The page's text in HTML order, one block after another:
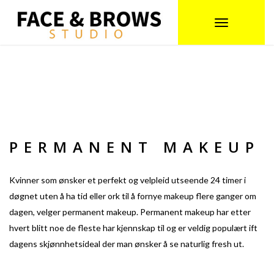
Toggle
PERMANENT MAKEUP
Kvinner som ønsker et perfekt og velpleid utseende 24 timer i
døgnet uten å ha tid eller ork til å fornye makeup flere ganger om
dagen, velger permanent makeup. Permanent makeup har etter
hvert blitt noe de fleste har kjennskap til og er veldig populært ift
dagens skjønnhetsideal der man ønsker å se naturlig fresh ut.